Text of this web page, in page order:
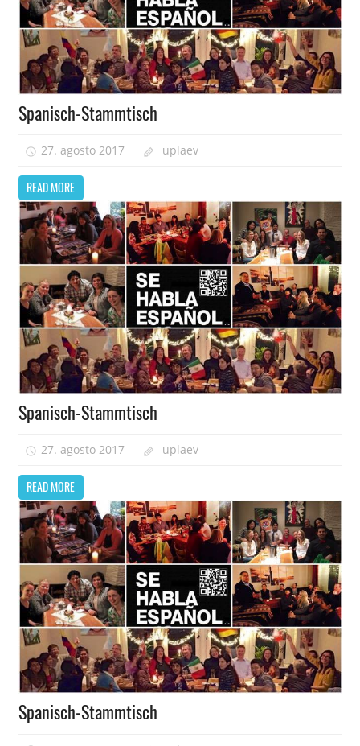
Spanisch-Stammtisch
27. agosto 2017 uplaev
READ MORE
Spanisch-Stammtisch
27. agosto 2017 uplaev
READ MORE
Spanisch-Stammtisch